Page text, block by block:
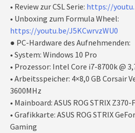
• Review zur CSL Serie: https://
• Unboxing zum Formula Wheel:
https://youtu.be/J5KCwrvzWU0
● PC-Hardware des Aufnehmenden:
• System: Windows 10 Pro
• Prozessor: Intel Core i7-8700k @
• Arbeitsspeicher: 4×8,0 GB Corsair
3600MHz
• Mainboard: ASUS ROG STRIX Z370-
• Grafikkarte: ASUS ROG STRIX
Gaming